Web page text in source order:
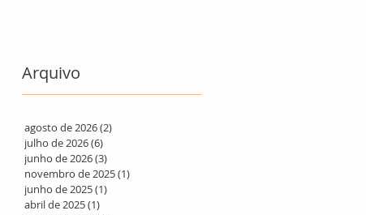
Arquivo
agosto de 2026(2)
julho de 2026(6)
junho de 2026(3)
novembro de 2025(1)
junho de 2025(1)
abril de 2025(1)